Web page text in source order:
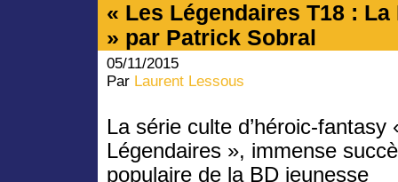
« Les Légendaires T18 :
» par Patrick Sobral
05/11/2015
Par Laurent Lessous
La série culte d’héroic-fantasy
Légendaires », immense
populaire de la BD jeunesse